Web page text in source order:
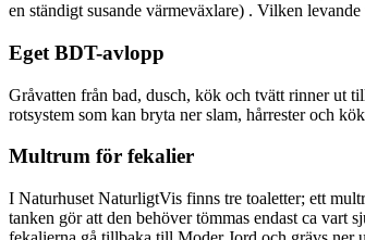
en ständigt susande värmeväxlare) . Vilken
Eget BDT-avlopp
Gråvatten från bad, dusch, kök och tvätt rinner ut
rotsystem som kan bryta ner slam, hårrester och
Multrum för fekalier
I Naturhuset NaturligtVis finns tre toaletter; ett
tanken gör att den behöver tömmas endast ca vart